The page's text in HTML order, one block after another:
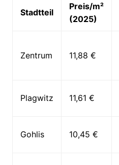
Stadtteil
Preis/m²
(2025)
Zentrum 11,88 €
Plagwitz 11,61 €
Gohlis 10,45 €